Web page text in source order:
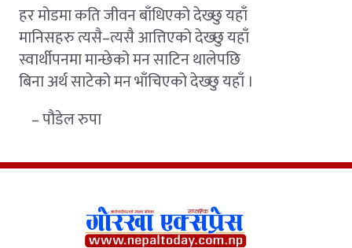
हर मोडमा कति जीवन बाँधिएको देख्छु यहाँ
मानिसहरु त्यसै–त्यसै आत्तिएको देख्छु यहाँ
स्वार्थीपनमा मान्छेको मन साटिन थालेपछि
बिना अर्थ साटेको मन भाँचिएको देख्छु यहाँ ।
– पौडेल रुपा